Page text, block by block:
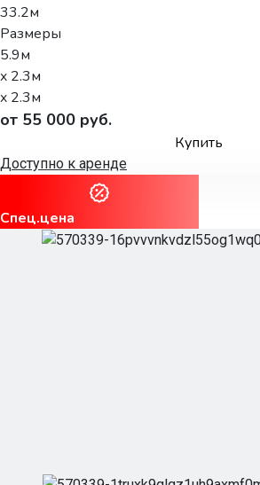
33.2м
Размеры
5.9м
x 2.3м
x 2.3м
от 55 000 руб.
Купить
Доступно к аренде
Спец.цена